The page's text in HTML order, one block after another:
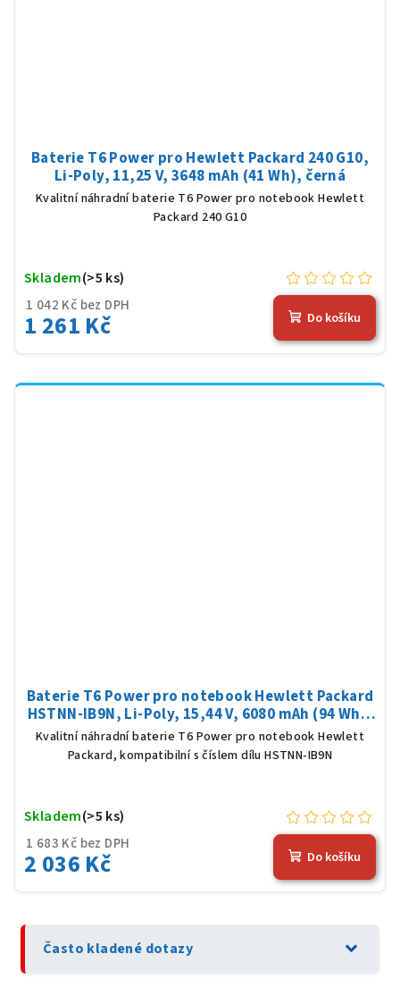
Baterie T6 Power pro Hewlett Packard 240 G10,
Li-Poly, 11,25 V, 3648 mAh (41 Wh), černá
Kvalitní náhradní baterie T6 Power pro notebook Hewlett
Packard 240 G10
1 042 Kč bez DPH
1 261 Kč
Skladem(>5 ks)
Do košíku
Baterie T6 Power pro notebook Hewlett Packard
HSTNN-IB9N, Li-Poly, 15,44 V, 6080 mAh (94 Wh),
černá
Kvalitní náhradní baterie T6 Power pro notebook Hewlett
Packard, kompatibilní s číslem dílu HSTNN-IB9N
1 683 Kč bez DPH
2 036 Kč
Skladem(>5 ks)
Do košíku
Často kladené dotazy expand_more